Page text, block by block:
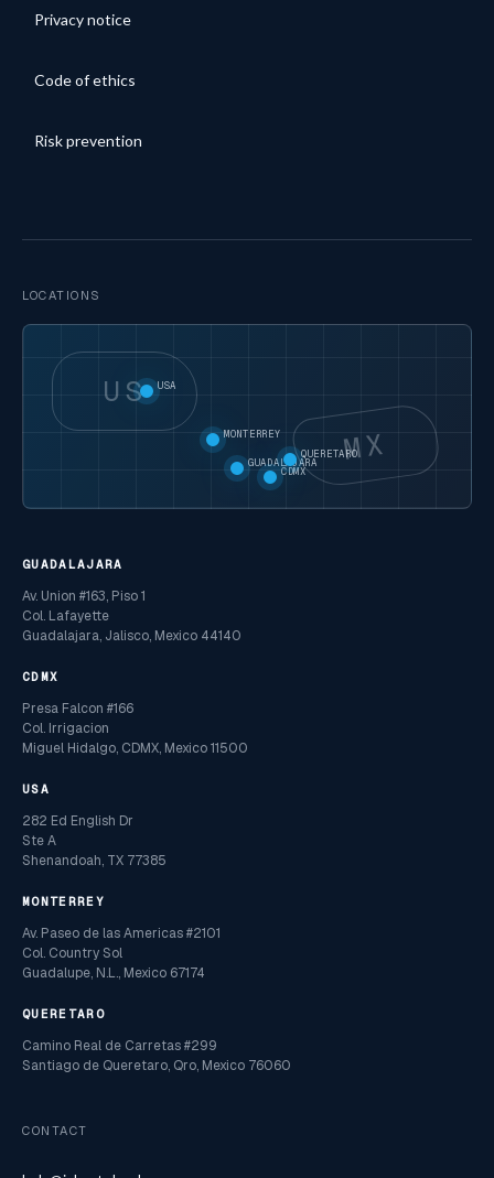
Privacy notice
Code of ethics
Risk prevention
LOCATIONS
US
MX
USA
MONTERREY
GUADALAJARA
CDMX
QUERETARO
GUADALAJARA
Av. Union #163, Piso 1
Col. Lafayette
Guadalajara, Jalisco, Mexico 44140
CDMX
Presa Falcon #166
Col. Irrigacion
Miguel Hidalgo, CDMX, Mexico 11500
USA
282 Ed English Dr
Ste A
Shenandoah, TX 77385
MONTERREY
Av. Paseo de las Americas #2101
Col. Country Sol
Guadalupe, N.L., Mexico 67174
QUERETARO
Camino Real de Carretas #299
Santiago de Queretaro, Qro, Mexico 76060
CONTACT